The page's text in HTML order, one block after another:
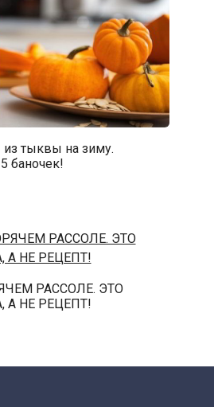
тыквы на зиму.
баночек!
РАССОЛЕ. ЭТО
А НЕ РЕЦЕПТ!